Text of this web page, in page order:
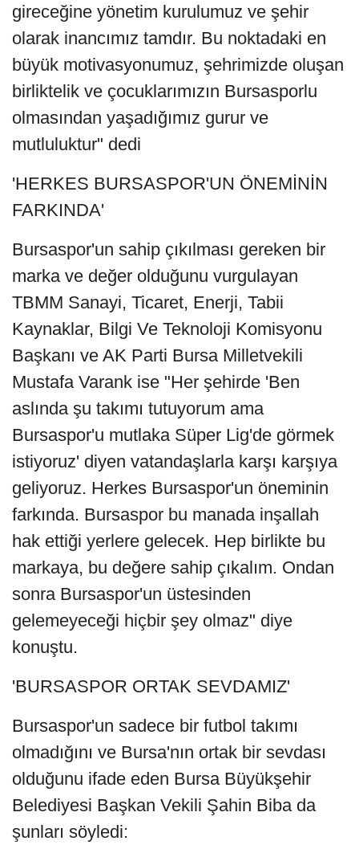
gireceğine yönetim kurulumuz ve şehir
olarak inancımız tamdır. Bu noktadaki en
büyük motivasyonumuz, şehrimizde oluşan
birliktelik ve çocuklarımızın Bursasporlu
olmasından yaşadığımız gurur ve
mutluluktur" dedi
'HERKES BURSASPOR'UN ÖNEMİNİN
FARKINDA'
Bursaspor'un sahip çıkılması gereken bir
marka ve değer olduğunu vurgulayan
TBMM Sanayi, Ticaret, Enerji, Tabii
Kaynaklar, Bilgi Ve Teknoloji Komisyonu
Başkanı ve AK Parti Bursa Milletvekili
Mustafa Varank ise "Her şehirde 'Ben
aslında şu takımı tutuyorum ama
Bursaspor'u mutlaka Süper Lig'de görmek
istiyoruz' diyen vatandaşlarla karşı karşıya
geliyoruz. Herkes Bursaspor'un öneminin
farkında. Bursaspor bu manada inşallah
hak ettiği yerlere gelecek. Hep birlikte bu
markaya, bu değere sahip çıkalım. Ondan
sonra Bursaspor'un üstesinden
gelemeyeceği hiçbir şey olmaz" diye
konuştu.
'BURSASPOR ORTAK SEVDAMIZ'
Bursaspor'un sadece bir futbol takımı
olmadığını ve Bursa'nın ortak bir sevdası
olduğunu ifade eden Bursa Büyükşehir
Belediyesi Başkan Vekili Şahin Biba da
şunları söyledi: